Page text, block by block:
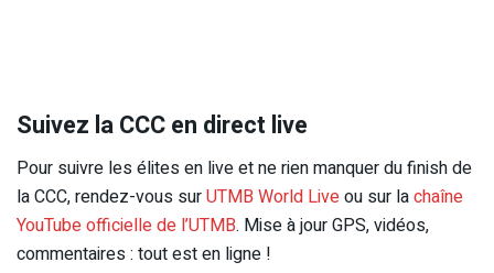
Suivez la CCC en direct live
Pour suivre les élites en live et ne rien manquer du finish de
la CCC, rendez-vous surUTMB World Liveou sur lachaîne
YouTube officielle de l’UTMB. Mise à jour GPS, vidéos,
commentaires : tout est en ligne !